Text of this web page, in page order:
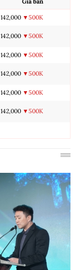
142,000 ▼500K
142,000 ▼500K
142,000 ▼500K
142,000 ▼500K
142,000 ▼500K
142,000 ▼500K